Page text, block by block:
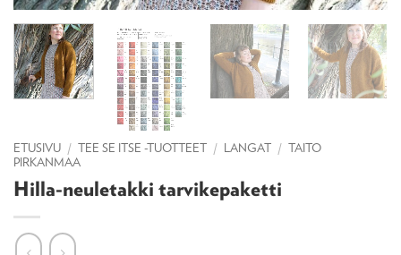
ETUSIVU / TEE SE ITSE -TUOTTEET / LANGAT / TAITO
PIRKANMAA
Hilla-neuletakki tarvikepaketti